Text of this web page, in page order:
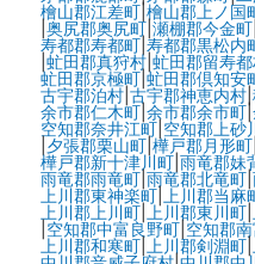
檜山郡江差町|檜山郡上ノ国
奥尻郡奥尻町| 瀬棚郡今金町|
寿都郡寿都町| 寿都郡黒松内
虻田郡真狩村| 虻田郡留寿
虻田郡京極町| 虻田郡倶知安
古宇郡泊村| 古宇郡神恵内村|
余市郡仁木町| 余市郡余市町|
空知郡奈井江町| 空知郡上砂
夕張郡栗山町| 樺戸郡月形町|
樺戸郡新十津川町| 雨竜郡妹
雨竜郡雨竜町| 雨竜郡北竜町|
上川郡東神楽町| 上川郡当麻
上川郡上川町| 上川郡東川町|
空知郡中富良野町| 空知郡
上川郡和寒町| 上川郡剣淵町|